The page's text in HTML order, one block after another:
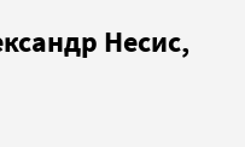
Несис,